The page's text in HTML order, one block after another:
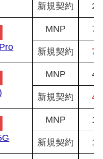
新規契約
MNP
新規契約
MNP
新規契約
MNP
新規契約